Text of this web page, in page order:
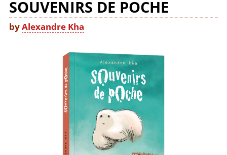
SOUVENIRS DE POCHE
byAlexandre Kha